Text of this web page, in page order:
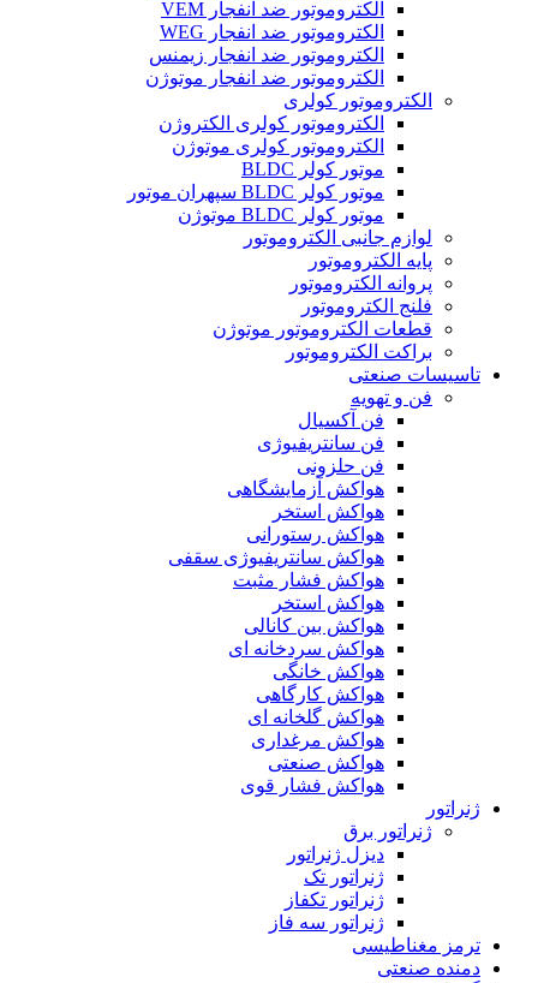
الکتروموتور ضد انفجار VEM
الکتروموتور ضد انفجار WEG
الکتروموتور ضد انفجار زیمنس
الکتروموتور ضد انفجار موتوژن
الکتروموتور کولری
الکتروموتور کولری الکتروژن
الکتروموتور کولری موتوژن
موتور کولر BLDC
موتور کولر BLDC سپهران موتور
موتور کولر BLDC موتوژن
لوازم جانبی الکتروموتور
پایه الکتروموتور
پروانه الکتروموتور
فلنج الکتروموتور
قطعات الکتروموتور موتوژن
براکت الکتروموتور
تاسیسات صنعتی
فن و تهویه
فن آکسیال
فن سانتریفیوژی
فن حلزونی
هواکش آزمایشگاهی
هواکش استخر
هواکش رستورانی
هواکش سانتریفیوژی سقفی
هواکش فشار مثبت
هواکش استخر
هواکش بین کانالی
هواکش سردخانه ای
هواکش خانگی
هواکش کارگاهی
هواکش گلخانه ای
هواکش مرغداری
هواکش صنعتی
هواکش فشار قوی
ژنراتور
ژنراتور برق
دیزل ژنراتور
ژنراتور تک
ژنراتور تکفاز
ژنراتور سه فاز
ترمز مغناطیسی
دمنده صنعتی